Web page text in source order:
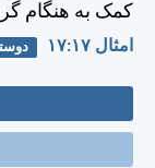
كمک به هنگام
امثال ۱۷:‏۱۷